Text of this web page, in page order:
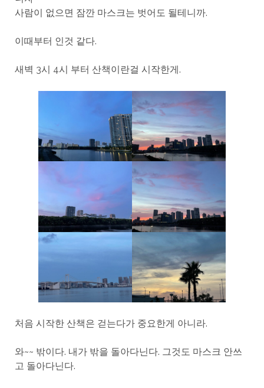
사람이 없으면 잠깐 마스크는 벗어도 될테니까.
이때부터 인것 같다.
새벽 3시 4시 부터 산책이란걸 시작한게.
처음 시작한 산책은 걷는다가 중요한게 아니라.
와~~ 밖이다. 내가 밖을 돌아다닌다. 그것도 마스크 안쓰
고 돌아다닌다.